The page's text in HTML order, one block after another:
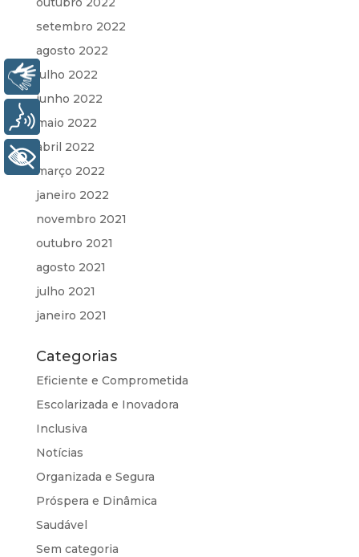
setembro 2022
agosto 2022
julho 2022
junho 2022
maio 2022
abril 2022
março 2022
janeiro 2022
novembro 2021
outubro 2021
agosto 2021
julho 2021
janeiro 2021
Categorias
Eficiente e Comprometida
Escolarizada e Inovadora
Inclusiva
Notícias
Organizada e Segura
Próspera e Dinâmica
Saudável
Sem categoria
Libras
Voz